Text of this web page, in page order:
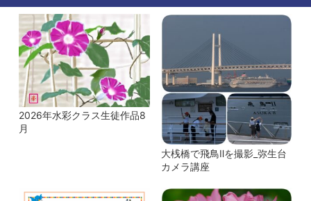
2026年水彩クラス生徒作品8
月
大桟橋で飛鳥Ⅱを撮影_弥生台
カメラ講座